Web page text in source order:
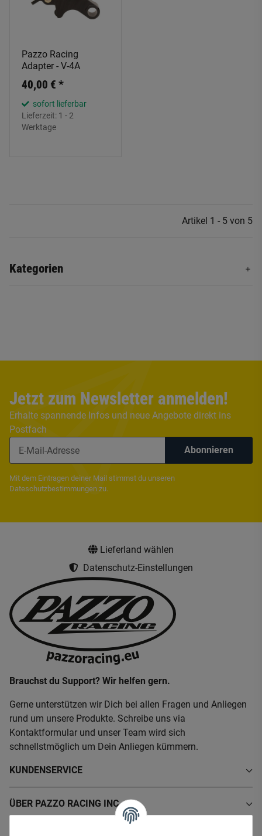
Pazzo Racing
Adapter - V-4A
40,00 € *
sofort lieferbar
Lieferzeit: 1 - 2
Werktage
Artikel 1 - 5 von 5
Kategorien
Jetzt zum Newsletter anmelden!
Erhalte spannende Infos und neue Angebote direkt ins
Postfach
Abonnieren
Mit dem Eintragen deiner Mail stimmst du unseren
Dateschutzbestimmungen zu.
Lieferland wählen
Datenschutz-Einstellungen
Brauchst du Support? Wir helfen gern.
Gerne unterstützen wir Dich bei allen Fragen und Anliegen
rund um unsere Produkte. Schreibe uns via
Kontaktformular und unser Team wird sich
schnellstmöglich um Dein Anliegen kümmern.
KUNDENSERVICE
ÜBER PAZZO RACING INC.